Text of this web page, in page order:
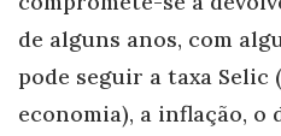
de alguns anos, com
pode seguir a taxa Selic
economia), a inflação,